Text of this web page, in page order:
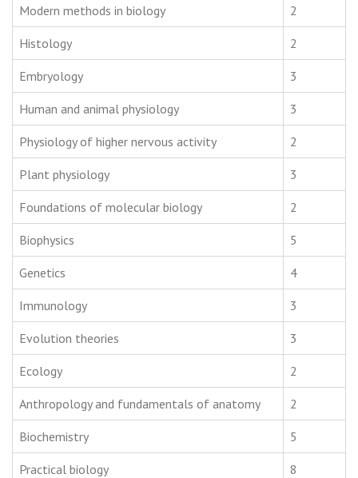
Modern methods in biology 2
Histology 2
Embryology 3
Human and animal physiology 3
Physiology of higher nervous activity 2
Plant physiology 3
Foundations of molecular biology 2
Biophysics 5
Genetics 4
Immunology 3
Evolution theories 3
Ecology 2
Anthropology and fundamentals of anatomy 2
Biochemistry 5
Practical biology 8